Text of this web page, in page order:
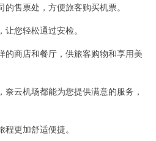
售票处，方便旅客购买机票。
您轻松通过安检。
商店和餐厅，供旅客购物和享用美
云机场都能为您提供满意的服务，
更加舒适便捷。